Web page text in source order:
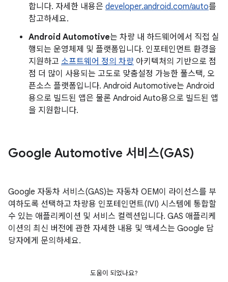
합니다. 자세한 내용은 developer.android.com/auto를
참고하세요.
Android Automotive는 차량 내 하드웨어에서 직접 실
행되는 운영체제 및 플랫폼입니다. 인포테인먼트 환경을
지원하고 소프트웨어 정의 차량 아키텍처의 기반으로 점
점 더 많이 사용되는 고도로 맞춤설정 가능한 풀스택, 오
픈소스 플랫폼입니다. Android Automotive는 Android
용으로 빌드된 앱은 물론 Android Auto용으로 빌드된 앱
을 지원합니다.
Google Automotive 서비스(GAS)
Google 자동차 서비스(GAS)는 자동차 OEM이 라이선스를 부
여하도록 선택하고 차량용 인포테인먼트(IVI) 시스템에 통합할
수 있는 애플리케이션 및 서비스 컬렉션입니다. GAS 애플리케
이션의 최신 버전에 관한 자세한 내용 및 액세스는 Google 담
당자에게 문의하세요.
도움이 되었나요?